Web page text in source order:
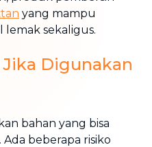
yang mampu
sekaligus.
Jika Digunakan
bahan yang bisa
beberapa risiko